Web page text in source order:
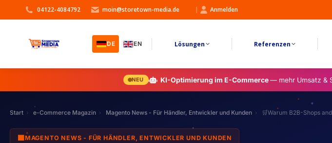
04122-4084792 moin@storetown-media.de | Anmelden
DE EN Lösungen Referenzen
NEU KI-Optimierung im E-Commerce— mehr Umsatz &
Start e-Commerce Magazin Magento News - Für Händler, Entwickler und Kunden 🛒Warum B2B-Shops
🟧MAGENTO NEWS - FÜR HÄNDLER, ENTWICKLER UND KUNDEN